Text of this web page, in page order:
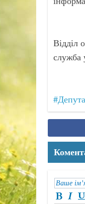
Відділ
служба